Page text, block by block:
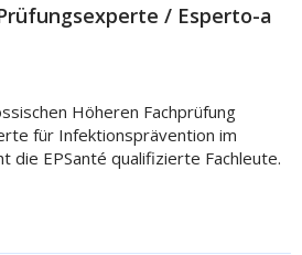
/ Esperto-a
Höheren Fachprüfung
für Infektionsprävention im
die EPSanté qualifizierte Fachleute.